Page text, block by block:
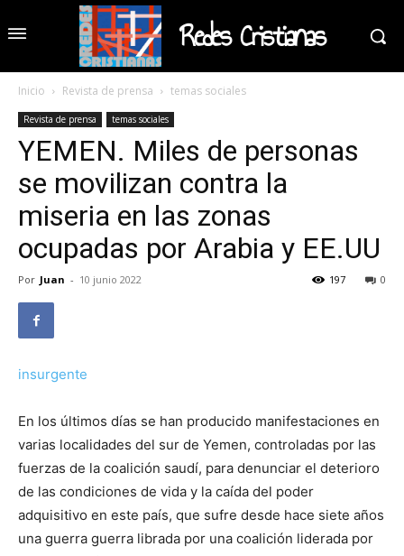
Redes Cristianas
Inicio Revista de prensa temas sociales
Revista de prensa temas sociales
YEMEN. Miles de personas
se movilizan contra la
miseria en las zonas
ocupadas por Arabia y EE.UU
Por Juan - 10 junio 2022 0
197
insurgente
En los últimos días se han producido manifestaciones en
varias localidades del sur de Yemen, controladas por las
fuerzas de la coalición saudí, para denunciar el deterioro
de las condiciones de vida y la caída del poder
adquisitivo en este país, que sufre desde hace siete años
una guerra guerra librada por una coalición liderada por